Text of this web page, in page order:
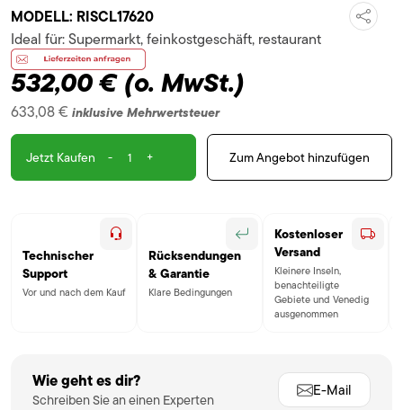
MODELL: RISCL17620
532,00 €(o. MwSt.)
633,08 € inklusive Mehrwertsteuer
Ideal für:Supermarkt, feinkostgeschäft, restaurant
Jetzt Kaufen - + Zum Angebot hinzufügen
Technischer
Support
Vor und nach dem Kauf
Rücksendungen
& Garantie
Klare Bedingungen
Kostenloser
Versand
Kleinere Inseln,
benachteiligte
Gebiete und Venedig
ausgenommen
Wie geht es dir?
Schreiben Sie an einen Experten
E-Mail